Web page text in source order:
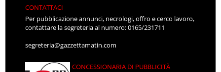
CONTATTACI
Per pubblicazione annunci, necrologi, offro e cerco lavoro,
contattare la segreteria al numero: 0165/231711
segreteria@gazzettamatin.com
CONCESSIONARIA DI PUBBLICITÀ